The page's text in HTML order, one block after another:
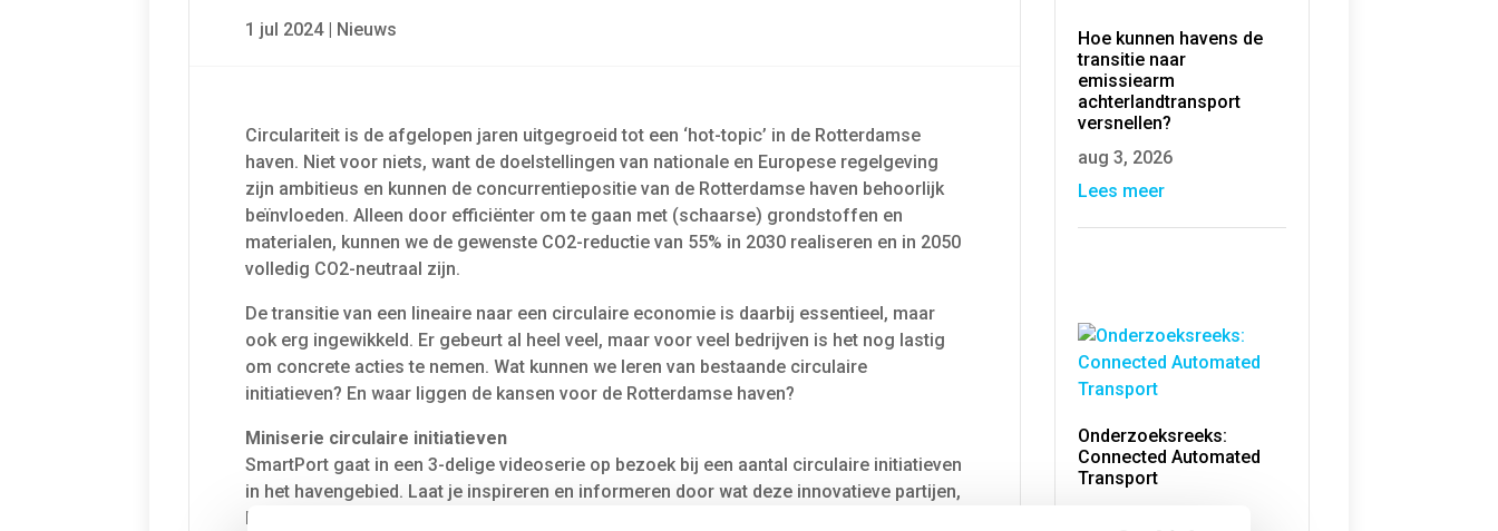
1 jul 2024| Nieuws
Circulariteit is de afgelopen jaren uitgegroeid tot een ‘hot-topic’ in de Rotterdamse
haven. Niet voor niets, want de doelstellingen van nationale en Europese regelgeving
zijn ambitieus en kunnen de concurrentiepositie van de Rotterdamse haven behoorlijk
beïnvloeden. Alleen door efficiënter om te gaan met (schaarse) grondstoffen en
materialen, kunnen we de gewenste CO2-reductie van 55% in 2030 realiseren en in 2050
volledig CO2-neutraal zijn.
De transitie van een lineaire naar een circulaire economie is daarbij essentieel, maar
ook erg ingewikkeld. Er gebeurt al heel veel, maar voor veel bedrijven is het nog lastig
om concrete acties te nemen. Wat kunnen we leren van bestaande circulaire
initiatieven? En waar liggen de kansen voor de Rotterdamse haven?
Miniserie circulaire initiatieven
SmartPort gaat in een 3-delige videoserie op bezoek bij een aantal circulaire initiatieven
in het havengebied. Laat je inspireren en informeren door wat deze innovatieve partijen,
kennisinstellingen en overheden nu al doen. Zo kom je er achter wat er precies gebeurt
Hoe kunnen havens de
transitie naar
emissiearm
achterlandtransport
versnellen?
aug 3, 2026
Lees meer
Onderzoeksreeks:
Connected Automated
Transport